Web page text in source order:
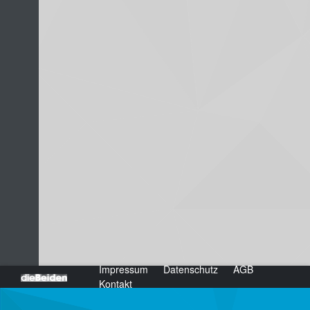
dieBeiden Internetagentur GmbH, Salzburg
Impressum Datenschutz
AGB
Kontakt